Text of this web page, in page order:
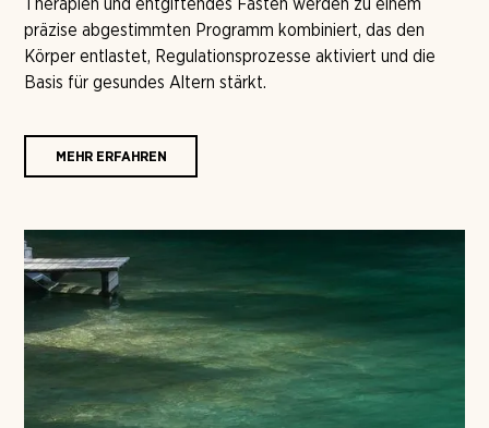
präzise abgestimmten Programm kombiniert, das den
Körper entlastet, Regulationsprozesse aktiviert und die
Basis für gesundes Altern stärkt.
MEHR ERFAHREN